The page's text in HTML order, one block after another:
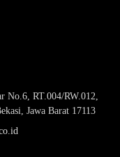
No.6, RT.004/RW.012,
Jawa Barat 17113